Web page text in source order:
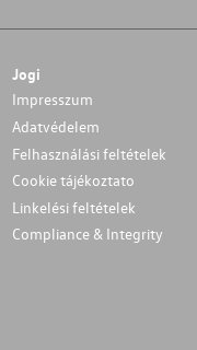
Jogi
Impresszum
Adatvédelem
Felhasználási feltételek
Cookie tájékoztato
Linkelési feltételek
Compliance & Integrity